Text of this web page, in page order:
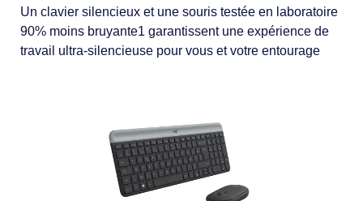
Un clavier silencieux et une souris testée en laboratoire
90% moins bruyante1 garantissent une expérience de
travail ultra-silencieuse pour vous et votre entourage